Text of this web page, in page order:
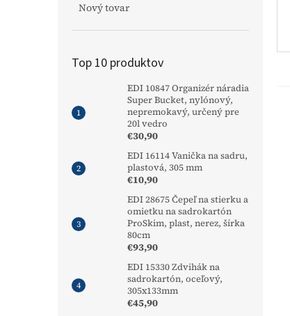
Nový tovar
Top 10 produktov
EDI 10847 Organizér náradia
Super Bucket, nylónový,
nepremokavý, určený pre
20l vedro
€30,90
EDI 16114 Vanička na sadru,
plastová, 305 mm
€10,90
EDI 28675 Čepeľ na stierku a
omietku na sadrokartón
ProSkim, plast, nerez, šírka
80cm
€93,90
EDI 15330 Zdvihák na
sadrokartón, oceľový,
305x133mm
€45,90